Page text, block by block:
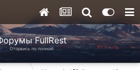
FullRest
Оторвись по полной!